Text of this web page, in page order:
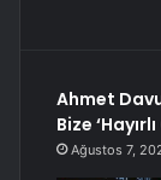
Ahmet
Bize
Ağustos 7,